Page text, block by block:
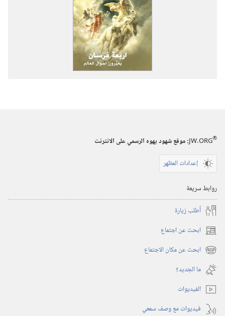
JW.ORG®
:‏ موقع شهود يهوه الرسمي على الانترنت
إعدادات المظهر
روابط سريعة
أُطلب زيارة
ابحث عن اجتماع (يفتح
نافذة
جديدة)
ابحث عن مكان الاجتماع (يفتح
نافذة
جديدة)
ما الجديد؟‏
الفيديوات
فيديوات مع وصف سمعي